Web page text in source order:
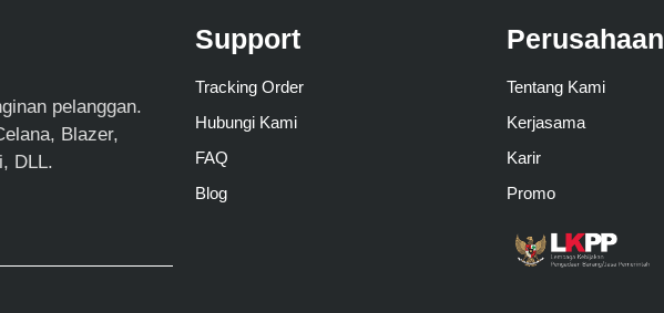
pelanggan.
Blazer,
DLL.
Support
Tracking Order
Hubungi Kami
FAQ
Blog
Perusahaan
Tentang Kami
Kerjasama
Karir
Promo